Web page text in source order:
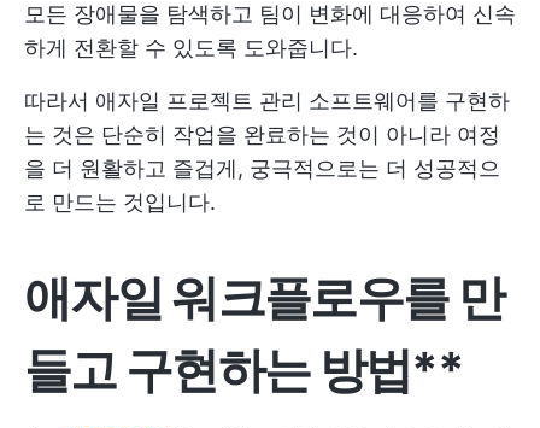
모든 장애물을 탐색하고 팀이 변화에 대응하여 신속
하게 전환할 수 있도록 도와줍니다.
따라서 애자일 프로젝트 관리 소프트웨어를 구현하
는 것은 단순히 작업을 완료하는 것이 아니라 여정
을 더 원활하고 즐겁게, 궁극적으로는 더 성공적으
로 만드는 것입니다.
애자일 워크플로우를 만
들고 구현하는 방법**